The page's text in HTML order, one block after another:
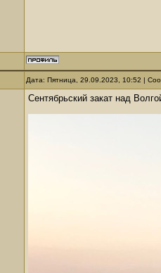
Дата: Пятница, 29.09.2023, 10:52 |
Сентябрьский закат над